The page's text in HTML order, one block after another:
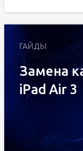
ГАЙДЫ
Замена
iPad Air 3